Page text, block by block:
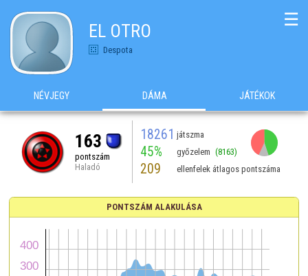
EL OTRO
Despota
☰
NÉVJEGY DÁMA JÁTÉKOK
163
pontszám
Haladó
18261 játszma
45% győzelem (8163)
209 ellenfelek átlagos pontszáma
PONTSZÁM ALAKULÁSA